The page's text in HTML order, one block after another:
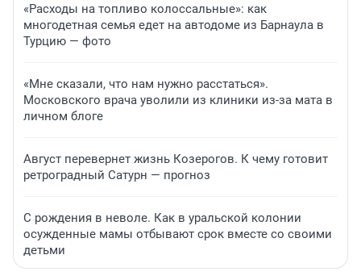
«Расходы на топливо колоссальные»: как
многодетная семья едет на автодоме из Барнаула в
Турцию — фото
«Мне сказали, что нам нужно расстаться».
Московского врача уволили из клиники из-за мата в
личном блоге
Август перевернет жизнь Козерогов. К чему готовит
ретроградный Сатурн — прогноз
С рождения в неволе. Как в уральской колонии
осужденные мамы отбывают срок вместе со своими
детьми